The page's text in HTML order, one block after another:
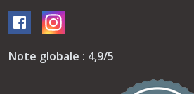
Note globale : 4,9/5